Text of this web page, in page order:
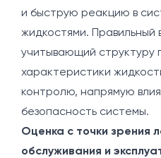
и быструю реакцию в
жидкостями. Правильный
учитывающий структуру
характеристики
контролю, напрямую
безопасность системы.
Оценка с точки зрения
обслуживания и